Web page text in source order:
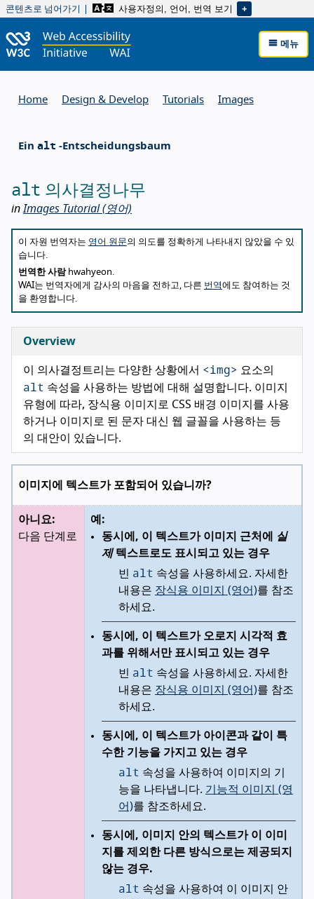
콘텐츠로 넘어가기 사용자정의, 언어, 번역 보기
메뉴
Home Design & Develop Tutorials Images
Ein alt -Entscheidungsbaum
alt 의사결정나무
in Images Tutorial(영어)
About this translation
이 자원 번역자는 영어 원문의 의도를 정확하게 나타내지 않았을 수 있
습니다.
번역한 사람hwahyeon.
WAI는 번역자에게 감사의 마음을 전하고, 다른 번역에도 참여하는 것
을 환영합니다.
Overview
이 의사결정트리는 다양한 상황에서 <img> 요소의
alt 속성을 사용하는 방법에 대해 설명합니다. 이미지
유형에 따라, 장식용 이미지로 CSS 배경 이미지를 사용
하거나 이미지로 된 문자 대신 웹 글꼴을 사용하는 등
의 대안이 있습니다.
이미지에 텍스트가 포함되어 있습니까?
예:
동시에, 이 텍스트가 이미지 근처에
실
제텍스트로도 표시되고 있는 경우
빈 alt 속성을 사용하세요. 자세한
내용은 장식용 이미지 (영어)를 참조
하세요.
동시에, 이 텍스트가 오로지 시각적 효
과를 위해서만 표시되고 있는 경우
빈 alt 속성을 사용하세요. 자세한
내용은 장식용 이미지 (영어)를 참조
하세요.
동시에, 이 텍스트가 아이콘과 같이 특
수한 기능을 가지고 있는 경우
alt 속성을 사용하여 이미지의 기
능을 나타냅니다. 기능적 이미지 (영
어)를 참조하세요.
동시에, 이미지 안의 텍스트가 이 이미
지를 제외한 다른 방식으로는 제공되지
않는 경우.
alt 속성을 사용하여 이 이미지 안
아니요:
다음 단계로